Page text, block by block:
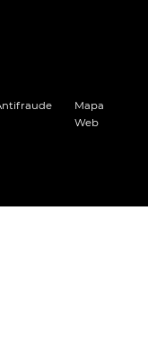
Mapa
Web